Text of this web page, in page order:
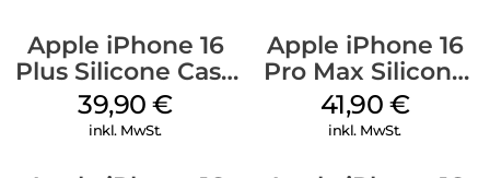
Apple iPhone 16
Plus Silicone Case
MagSafe Plum
39,90€
inkl. MwSt.
Apple iPhone 16
Pro Max Silicone
Case MagSafe
Ultramarine
41,90 €
inkl. MwSt.